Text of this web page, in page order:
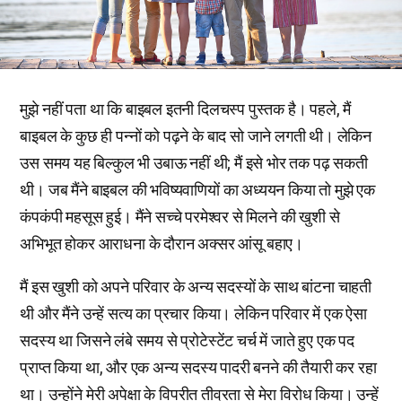
मुझे नहीं पता था कि बाइबल इतनी दिलचस्प पुस्तक है। पहले, मैं
बाइबल के कुछ ही पन्नों को पढ़ने के बाद सो जाने लगती थी। लेकिन
उस समय यह बिल्कुल भी उबाऊ नहीं थी; मैं इसे भोर तक पढ़ सकती
थी। जब मैंने बाइबल की भविष्यवाणियों का अध्ययन किया तो मुझे एक
कंपकंपी महसूस हुई। मैंने सच्चे परमेश्वर से मिलने की खुशी से
अभिभूत होकर आराधना के दौरान अक्सर आंसू बहाए।
मैं इस खुशी को अपने परिवार के अन्य सदस्यों के साथ बांटना चाहती
थी और मैंने उन्हें सत्य का प्रचार किया। लेकिन परिवार में एक ऐसा
सदस्य था जिसने लंबे समय से प्रोटेस्टेंट चर्च में जाते हुए एक पद
प्राप्त किया था, और एक अन्य सदस्य पादरी बनने की तैयारी कर रहा
था। उन्होंने मेरी अपेक्षा के विपरीत तीव्रता से मेरा विरोध किया। उन्हें